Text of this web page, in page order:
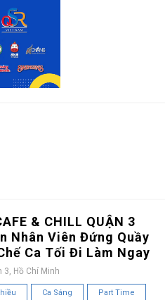
& CHILL QUẬN 3
Nhân Viên Đứng Quầy
Ca Tối Đi Làm Ngay
3, Hồ Chí Minh
Ca Sáng Part Time